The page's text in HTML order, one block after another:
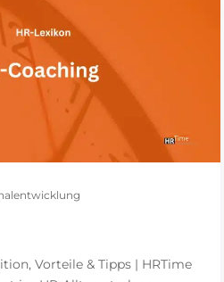
Vorteile & Tipps | HRTime